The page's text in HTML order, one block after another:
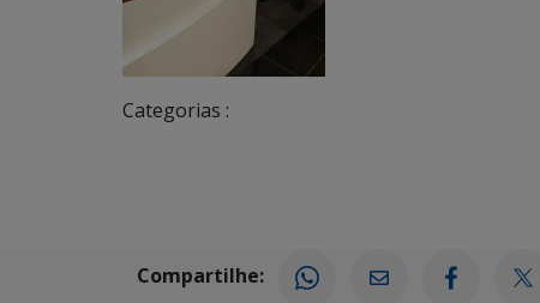
Categorias :
Compartilhe: